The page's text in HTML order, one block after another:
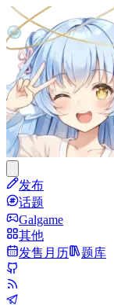
发布
话题
Galgame
其他
发售月历
题库